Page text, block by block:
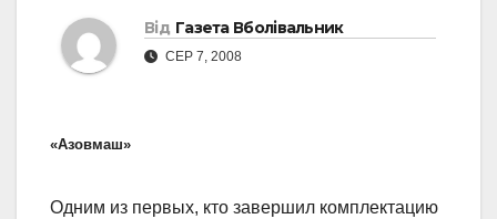
Від Газета Вболівальник
СЕР 7, 2008
«Азовмаш»
Одним из первых, кто завершил комплектацию